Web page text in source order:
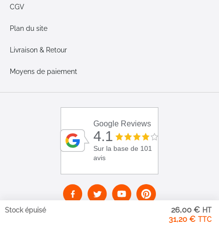
31,20 €
26,00 €
Stock épuisé
CGV
Plan du site
Livraison & Retour
Moyens de paiement
Google Reviews
4.1
Sur la base de 101
avis